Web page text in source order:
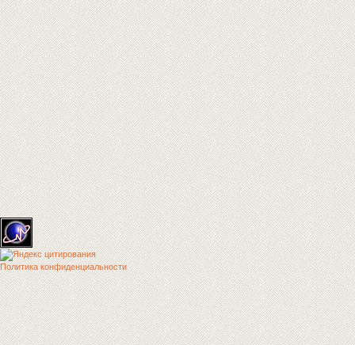
Политика конфиденциальности